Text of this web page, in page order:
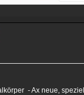
- Ax neue, speziell